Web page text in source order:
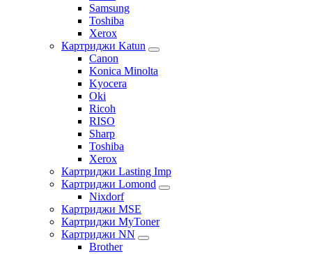
Samsung
Toshiba
Xerox
Картриджи Katun
Canon
Konica Minolta
Kyocera
Oki
Ricoh
RISO
Sharp
Toshiba
Xerox
Картриджи Lasting Imp
Картриджи Lomond
Nixdorf
Картриджи MSE
Картриджи MyToner
Картриджи NN
Brother